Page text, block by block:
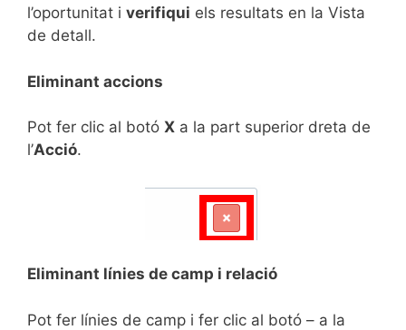
l’oportunitat i verifiqui els resultats en la Vista
de detall.
Eliminant accions
Pot fer clic al botó X a la part superior dreta de
l’Acció.
Eliminant línies de camp i relació
Pot fer línies de camp i fer clic al botó – a la